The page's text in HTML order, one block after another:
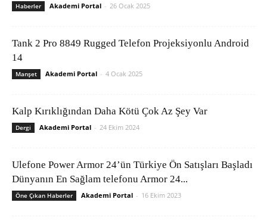
Haberler Akademi Portal - 26 Ocak 2025
Tank 2 Pro 8849 Rugged Telefon Projeksiyonlu Android
14
Manşet Akademi Portal - 4 Ocak 2025
Kalp Kırıklığından Daha Kötü Çok Az Şey Var
Dergi Akademi Portal - 24 Ekim 2024
Ulefone Power Armor 24’ün Türkiye Ön Satışları Başladı
Dünyanın En Sağlam telefonu Armor 24...
Öne Çıkan Haberler Akademi Portal - 16 Ekim 2023